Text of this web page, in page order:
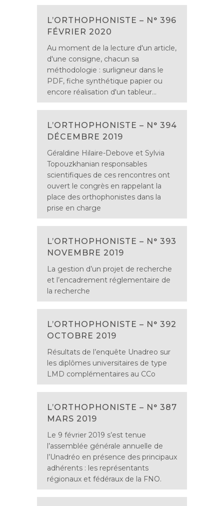
L’ORTHOPHONISTE – N° 396
FÉVRIER 2020
Au moment de la lecture d'un article,
d'une consigne, chacun sa
méthodologie : surligneur dans le
PDF, fiche synthétique papier ou
encore réalisation d'un tableur...
L’ORTHOPHONISTE – N° 394
DÉCEMBRE 2019
Géraldine Hilaire-Debove et Sylvia
Topouzkhanian responsables
scientifiques de ces rencontres ont
ouvert le congrès en rappelant la
place des orthophonistes dans la
prise en charge
L’ORTHOPHONISTE – N° 393
NOVEMBRE 2019
La gestion d’un projet de recherche
et l’encadrement réglementaire de
la recherche
L’ORTHOPHONISTE – N° 392
OCTOBRE 2019
Résultats de l’enquête Unadreo sur
les diplômes universitaires de type
LMD complémentaires au CCo
L’ORTHOPHONISTE – N° 387
MARS 2019
Le 9 février 2019 s’est tenue
l’assemblée générale annuelle de
l’Unadréo en présence des principaux
adhérents : les représentants
régionaux et fédéraux de la FNO.